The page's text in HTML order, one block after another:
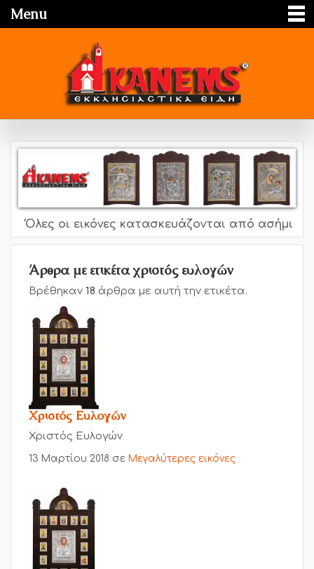
Menu
Όλες οι εικόνες κατασκευάζονται από ασήμι
Άρθρα με ετικέτα χριστός ευλογών
Βρέθηκαν 18 άρθρα με αυτή την ετικέτα.
Χριστός Ευλογών
Χριστός Ευλογών
13 Μαρτίου 2018 σε Μεγαλύτερες εικόνες